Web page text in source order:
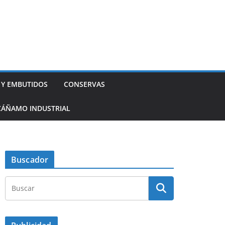
EMBUTIDOS CONSERVAS
INDUSTRIAL
Buscador